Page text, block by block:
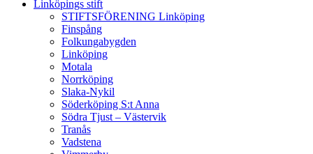
Linköpings stift
STIFTSFÖRENING Linköping
Finspång
Folkungabygden
Linköping
Motala
Norrköping
Slaka-Nykil
Söderköping S:t Anna
Södra Tjust – Västervik
Tranås
Vadstena